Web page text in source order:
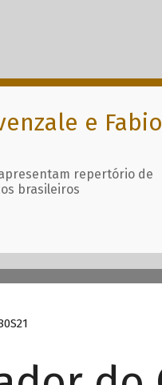
e Fabio
repertório de
brasileiros